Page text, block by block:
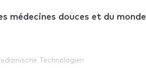
médecines douces et du monde
Technologien